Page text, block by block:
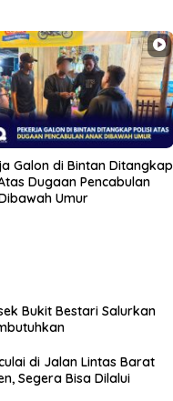
Galon di Bintan Ditangkap
Dugaan Pencabulan
Umur
Bukit Bestari Salurkan
di Jalan Lintas Barat
Segera Bisa Dilalui